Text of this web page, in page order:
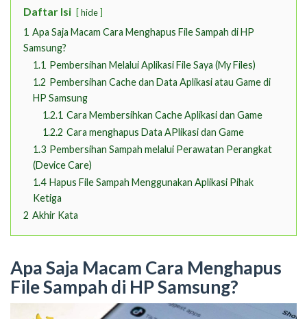
Daftar Isi hide
1 Apa Saja Macam Cara Menghapus File Sampah di HP
Samsung?
1.1 Pembersihan Melalui Aplikasi File Saya (My Files)
1.2 Pembersihan Cache dan Data Aplikasi atau Game di
HP Samsung
1.2.1 Cara Membersihkan Cache Aplikasi dan Game
1.2.2 Cara menghapus Data APlikasi dan Game
1.3 Pembersihan Sampah melalui Perawatan Perangkat
(Device Care)
1.4 Hapus File Sampah Menggunakan Aplikasi Pihak
Ketiga
2 Akhir Kata
Apa Saja Macam Cara Menghapus
File Sampah di HP Samsung?